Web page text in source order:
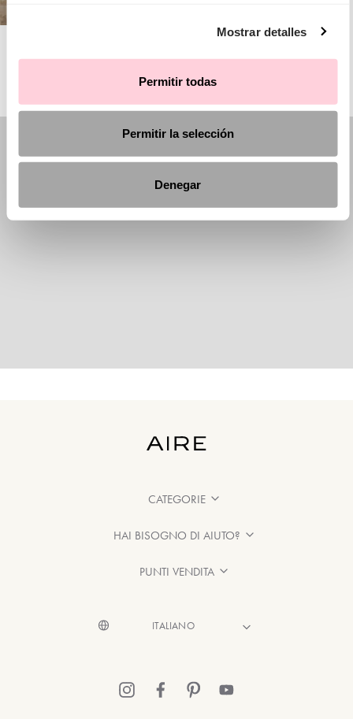
Mostrar detalles
Permitir todas
Permitir la selección
Denegar
CATEGORIE
HAI BISOGNO DI AIUTO?
PUNTI VENDITA